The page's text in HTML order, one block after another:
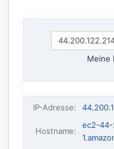
Meine
IP-Adresse:
Hostname:
ec2-44-